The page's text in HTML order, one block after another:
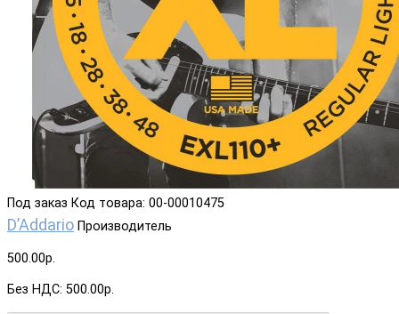
Под заказ Код товара: 00-00010475
D’Addario Производитель
500.00р.
Без НДС: 500.00р.